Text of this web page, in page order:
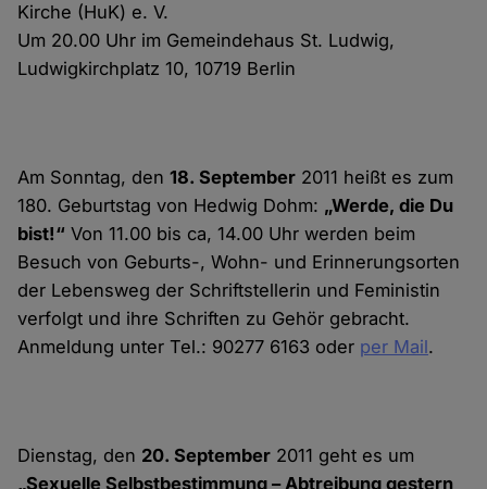
Kirche (HuK) e. V.
Um 20.00 Uhr im Gemeindehaus St. Ludwig,
Ludwigkirchplatz 10, 10719 Berlin
Am Sonntag, den18. September 2011 heißt es zum
180. Geburtstag von Hedwig Dohm: „Werde, die Du
bist!“ Von 11.00 bis ca, 14.00 Uhr werden beim
Besuch von Geburts-, Wohn- und Erinnerungsorten
der Lebensweg der Schriftstellerin und Feministin
verfolgt und ihre Schriften zu Gehör gebracht.
Anmeldung unter Tel.: 90277 6163 oder per Mail.
Dienstag, den 20. September 2011 geht es um
„Sexuelle Selbstbestimmung – Abtreibung gestern